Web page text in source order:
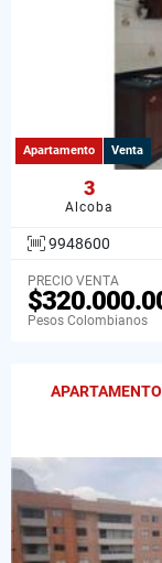
Apartamento Venta
3
Alcoba
9948600
PRECIO VENTA
Pesos Colombianos